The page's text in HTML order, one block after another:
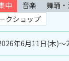
中 音楽 舞踊
クショップ
年6月11日(木)